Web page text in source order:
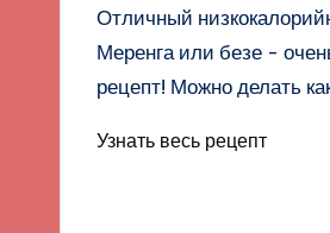
Отличный
Меренга или безе -
рецепт! Можно делать
Узнать весь рецепт